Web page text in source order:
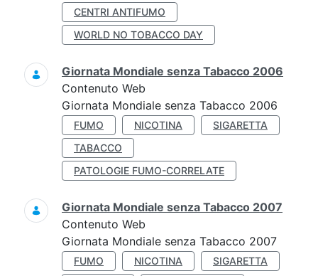
CENTRI ANTIFUMO
WORLD NO TOBACCO DAY
Giornata Mondiale senza Tabacco 2006
Contenuto Web
Giornata Mondiale senza Tabacco 2006
FUMO NICOTINA
SIGARETTA
TABACCO
PATOLOGIE FUMO-CORRELATE
Giornata Mondiale senza Tabacco 2007
Contenuto Web
Giornata Mondiale senza Tabacco 2007
FUMO NICOTINA SIGARETTA